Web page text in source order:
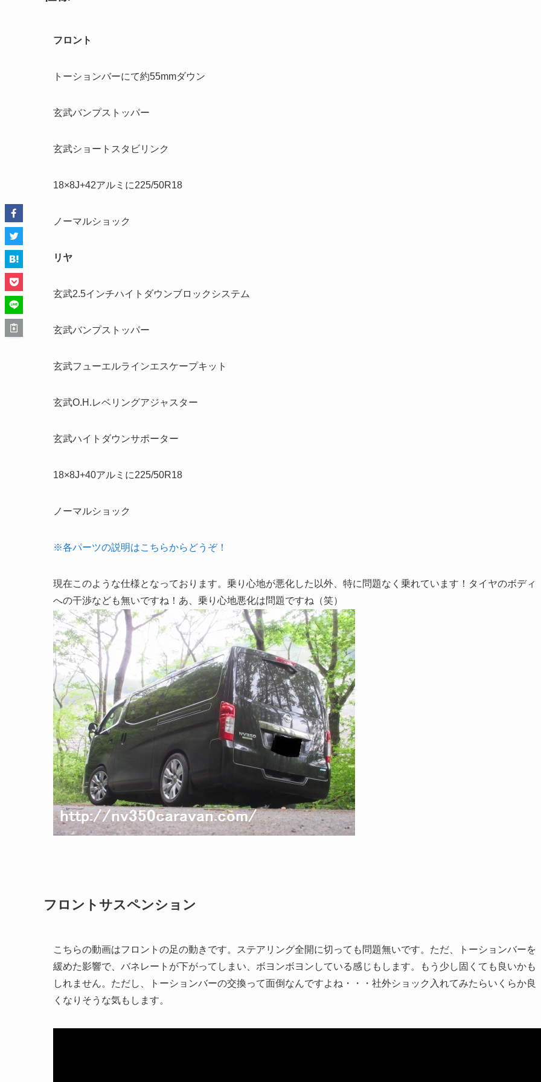
フロント
トーションバーにて約55mmダウン
玄武バンプストッパー
玄武ショートスタビリンク
18×8J+42アルミに225/50R18
ノーマルショック
リヤ
玄武2.5インチハイトダウンブロックシステム
玄武バンプストッパー
玄武フューエルラインエスケープキット
玄武O.H.レベリングアジャスター
玄武ハイトダウンサポーター
18×8J+40アルミに225/50R18
ノーマルショック
※各パーツの説明はこちらからどうぞ！
現在このような仕様となっております。乗り心地が悪化した以外、特に問題なく乗れています！タイヤのボディ
への干渉なども無いですね！あ、乗り心地悪化は問題ですね（笑）
フロントサスペンション
こちらの動画はフロントの足の動きです。ステアリング全開に切っても問題無いです。ただ、トーションバーを
緩めた影響で、バネレートが下がってしまい、ボヨンボヨンしている感じもします。もう少し固くても良いかも
しれません。ただし、トーションバーの交換って面倒なんですよね・・・社外ショック入れてみたらいくらか良
くなりそうな気もします。